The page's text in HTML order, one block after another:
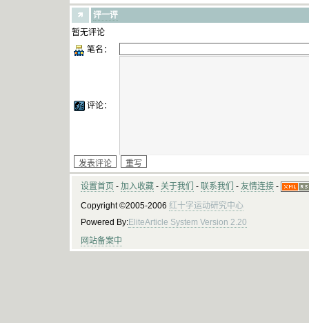
评一评
暂无评论
笔名：
评论：
设置首页 - 加入收藏 - 关于我们 - 联系我们 - 友情连接 -
Copyright ©2005-2006 红十字运动研究中心
Powered By:EliteArticle System Version 2.20
网站备案中